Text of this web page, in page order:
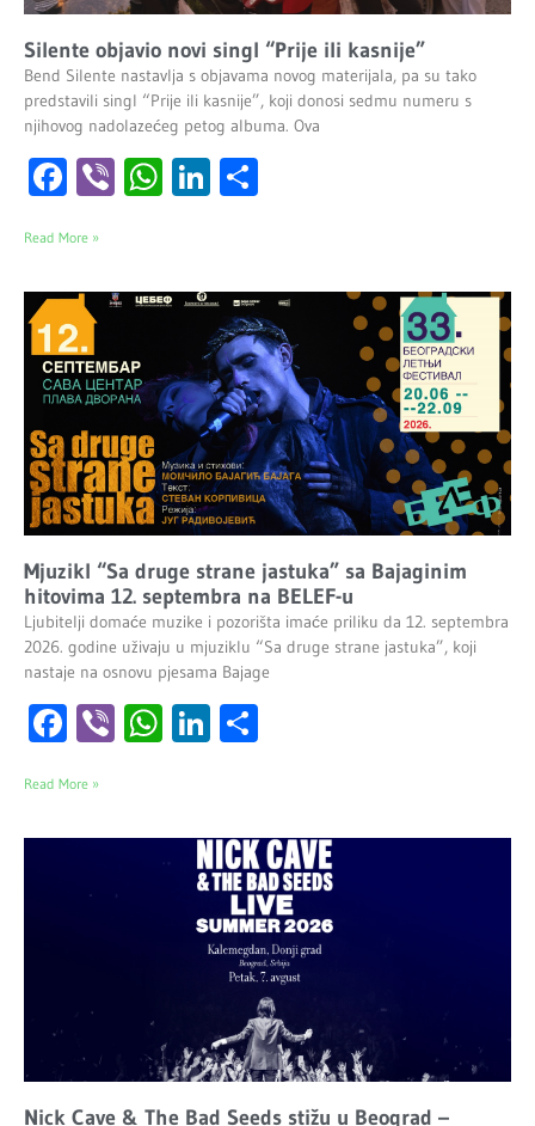
Silente objavio novi singl “Prije ili kasnije”
Bend Silente nastavlja s objavama novog materijala, pa su tako
predstavili singl “Prije ili kasnije”, koji donosi sedmu numeru s
njihovog nadolazećeg petog albuma. Ova
Facebook
ViberWhatsApp
LinkedIn
Read More »
Mjuzikl “Sa druge strane jastuka” sa Bajaginim
hitovima 12. septembra na BELEF-u
Ljubitelji domaće muzike i pozorišta imaće priliku da 12. septembra
2026. godine uživaju u mjuziklu “Sa druge strane jastuka”, koji
nastaje na osnovu pjesama Bajage
Facebook
ViberWhatsApp
LinkedIn
Read More »
Nick Cave & The Bad Seeds stižu u Beograd –